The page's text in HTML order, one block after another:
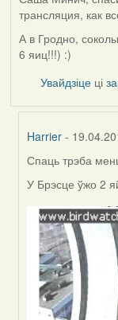
трансляция, как
А в Гродно,
6 яиц!!!) :)
Увайдзіце ці
Harrier -
In
reply
by
Berkut
Спаць трэба
У Брэсце ўжо 2